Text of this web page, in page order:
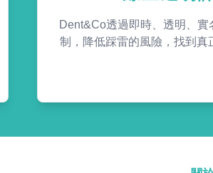
Dent&Co透過即時、透明、實
制，降低踩雷的風險，找到真